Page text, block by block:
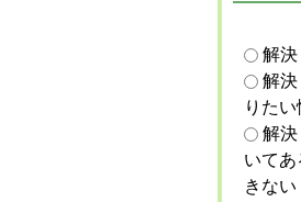
解
解
りた
解
いて
きない